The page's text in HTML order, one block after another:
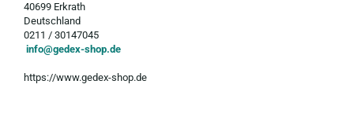
40699 Erkrath
Deutschland
0211 / 30147045
info@gedex-shop.de
https://www.gedex-shop.de